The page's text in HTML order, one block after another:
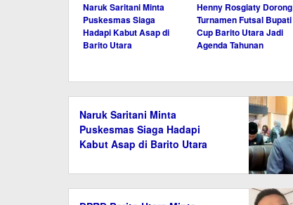
Naruk Saritani Minta
Puskesmas Siaga
Hadapi Kabut Asap di
Barito Utara
Henny Rosgiaty Dorong
Turnamen Futsal Bupati
Cup Barito Utara Jadi
Agenda Tahunan
Naruk Saritani Minta
Puskesmas Siaga Hadapi
Kabut Asap di Barito Utara